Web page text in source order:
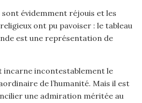
sont évidemment réjouis et les
ont pu pavoiser : le tableau
est une représentation de
incarne incontestablement le
de l’humanité. Mais il est
une admiration méritée au